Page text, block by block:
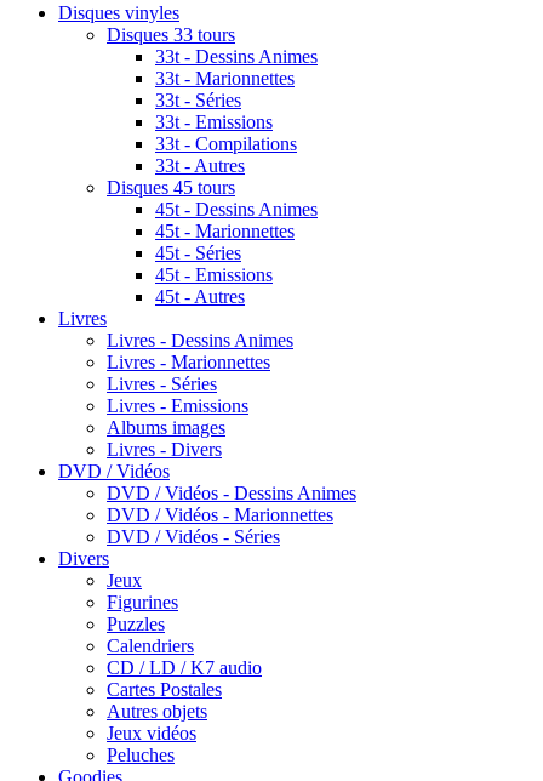
Disques vinyles
Disques 33 tours
33t - Dessins Animes
33t - Marionnettes
33t - Séries
33t - Emissions
33t - Compilations
33t - Autres
Disques 45 tours
45t - Dessins Animes
45t - Marionnettes
45t - Séries
45t - Emissions
45t - Autres
Livres
Livres - Dessins Animes
Livres - Marionnettes
Livres - Séries
Livres - Emissions
Albums images
Livres - Divers
DVD / Vidéos
DVD / Vidéos - Dessins Animes
DVD / Vidéos - Marionnettes
DVD / Vidéos - Séries
Divers
Jeux
Figurines
Puzzles
Calendriers
CD / LD / K7 audio
Cartes Postales
Autres objets
Jeux vidéos
Peluches
Goodies